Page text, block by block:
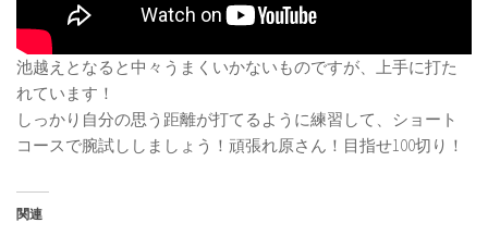
池越えとなると中々うまくいかないものですが、上手に打た
れています！
しっかり自分の思う距離が打てるように練習して、ショート
コースで腕試ししましょう！頑張れ原さん！目指せ100切り！
関連